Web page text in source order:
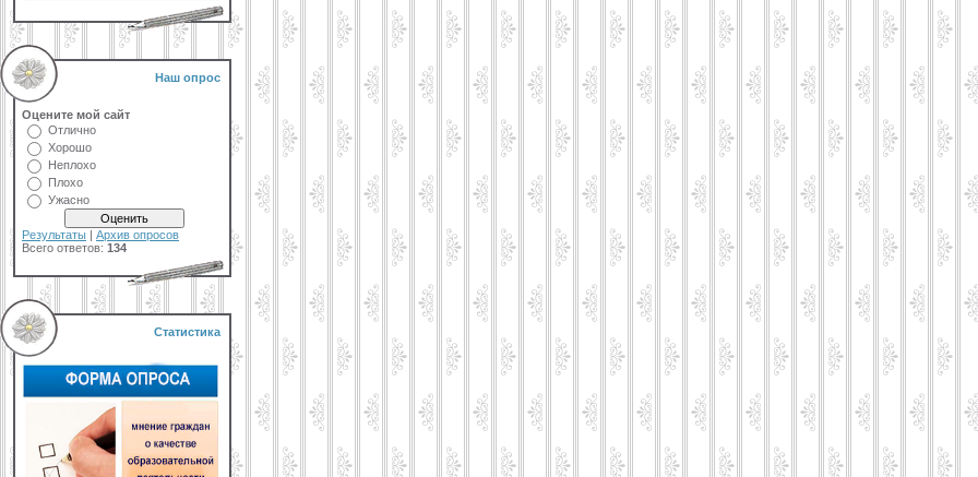
Наш опрос
Оцените мой сайт
Отлично
Хорошо
Неплохо
Плохо
Ужасно
Результаты | Архив опросов
Всего ответов: 134
Статистика